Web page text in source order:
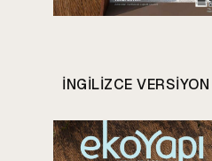
INGILIZCE